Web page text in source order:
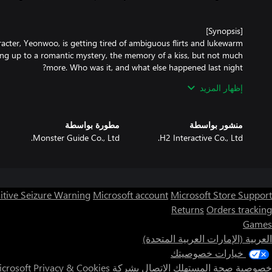
Yeonwoo, is getting tired of ambiguous flirts and lukewarm
up to a romantic mystery, the memory of a kiss, but not much
is feeling love-stuck. The problem is that she doesn't know who
is, the success of your reasoning of the situation is determined
إظهار المزيد
منشور بواسطة
H2 Interactive Co., Ltd.
مطورة بواسطة
Monster Guide Co., Ltd.
Seizure Warning Microsoft account Microsoft Store Support
Returns Orders tracking
Games
العربية (الإمارات العربية المتحدة)
خيارات خصوصيتك
خصوصية صحة المستهلك الاتصال بشركة Microsoft Privacy & Cookies